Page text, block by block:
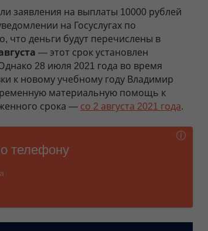
заявления на выплаты 10000 рублей
на Госуслугах по
что деньги будут перечислены в
— этот срок установлен
28 июля 2021 года во время
к новому учебному году Владимир
материальную помощь к
срока — со 2 августа 2021 года.